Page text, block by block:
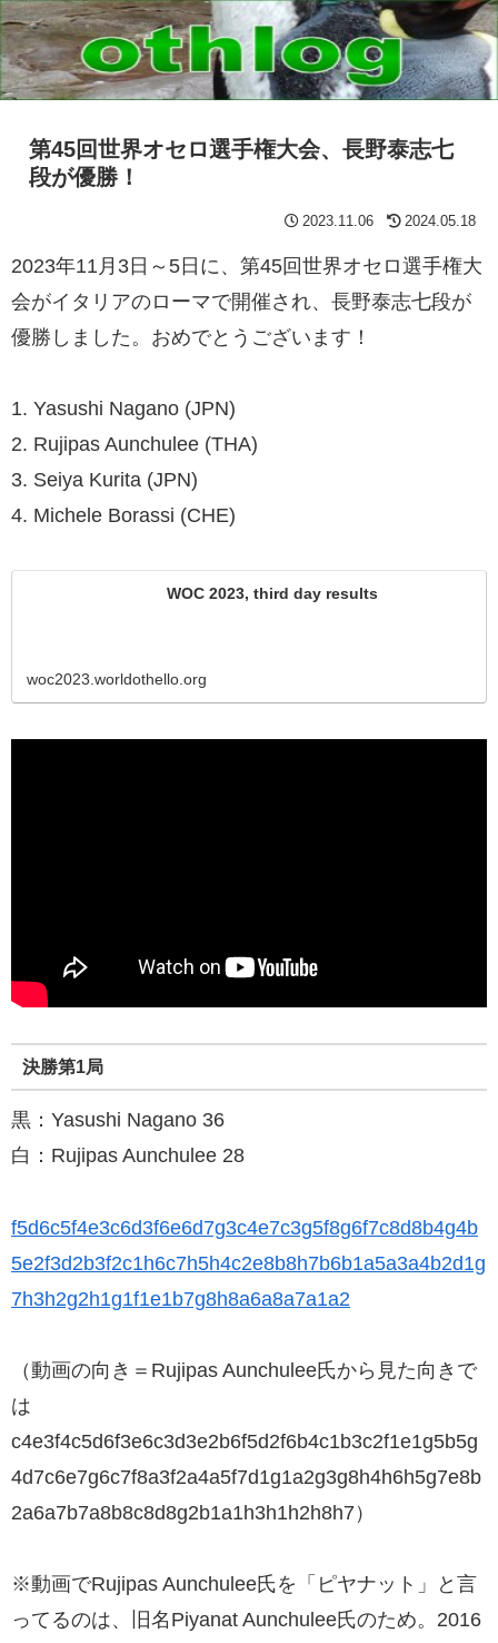
第45回世界オセロ選手権大会、長野泰志七
段が優勝！
2023.11.06 2024.05.18
2023年11月3日～5日に、第45回世界オセロ選手権大
会がイタリアのローマで開催され、長野泰志七段が
優勝しました。おめでとうございます！
1. Yasushi Nagano (JPN)
2. Rujipas Aunchulee (THA)
3. Seiya Kurita (JPN)
4. Michele Borassi (CHE)
WOC 2023, third day results
woc2023.worldothello.org
決勝第1局
黒：Yasushi Nagano 36
白：Rujipas Aunchulee 28
f5d6c5f4e3c6d3f6e6d7g3c4e7c3g5f8g6f7c8d8b4g4b
5e2f3d2b3f2c1h6c7h5h4c2e8b8h7b6b1a5a3a4b2d1g
7h3h2g2h1g1f1e1b7g8h8a6a8a7a1a2
（動画の向き＝Rujipas Aunchulee氏から見た向きで
は
c4e3f4c5d6f3e6c3d3e2b6f5d2f6b4c1b3c2f1e1g5b5g
4d7c6e7g6c7f8a3f2a4a5f7d1g1a2g3g8h4h6h5g7e8b
2a6a7b7a8b8c8d8g2b1a1h3h1h2h8h7）
※動画でRujipas Aunchulee氏を「ピヤナット」と言
ってるのは、旧名Piyanat Aunchulee氏のため。2016